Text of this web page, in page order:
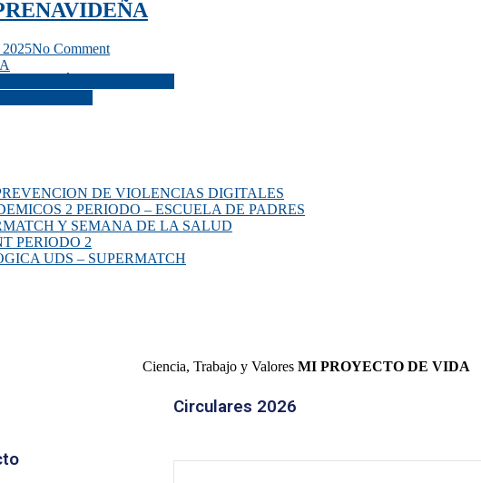
No Comment
DE VIOLENCIAS DIGITALES
2 PERIODO – ESCUELA DE PADRES
Y SEMANA DE LA SALUD
PERIODO 2
UDS – SUPERMATCH
Ciencia, Trabajo y ValoresMI PROYECTO DE VIDA
Circulares 2026